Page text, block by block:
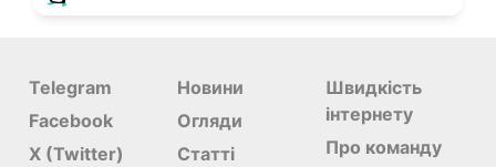
Telegram
Facebook
X (Twitter)
Новини
Огляди
Статті
Швидкість
інтернету
Про команду